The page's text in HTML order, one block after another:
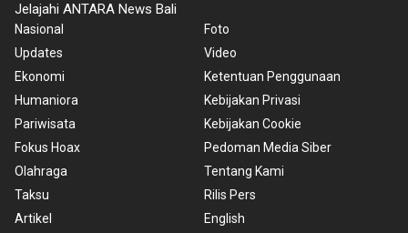
Jelajahi ANTARA News Bali
Nasional
Updates
Ekonomi
Humaniora
Pariwisata
Fokus Hoax
Olahraga
Taksu
Artikel
Foto
Video
Ketentuan Penggunaan
Kebijakan Privasi
Kebijakan Cookie
Pedoman Media Siber
Tentang Kami
Rilis Pers
English